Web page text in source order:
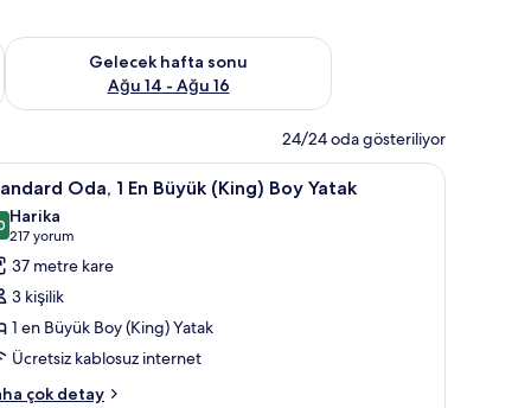
7 - Ağu 9
Gelecek hafta sonu
Ağu 14 - Ağu 16
Önümüzdeki hafta sonu için müsaitliği kontrol et Ağu 14 -
24/24 oda gösteriliyor
yüzeyli yatak, minibar Kaliteli yatak takımı, kuştüyü yorgan, yastık
8 Oda, 1 En Büyük (King) Boy Yatak
/ 10
Harika
217 yorum
(217
yorum)
37 metre kare
3 kişilik
1 en Büyük Boy (King) Yatak
Ücretsiz kablosuz internet
çok detay